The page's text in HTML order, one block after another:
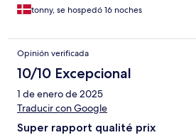
tonny, se hospedó 16 noches
Opinión verificada
10/10 Excepcional
1 de enero de 2025
Traducir con Google
Super rapport qualité prix